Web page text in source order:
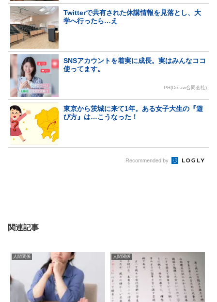
Twitterで共有された休講情報を見落とし、大
学へ行ったら…え
SNSアカウントを着実に成長。実はみんなココ
使ってます。
PR(Dreaw合同会社)
東京から茨城に来て1年。ある女子大生の『遊
び方』は…こうなった！
Recommended by
関連記事
人間関係 人間関係